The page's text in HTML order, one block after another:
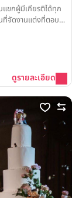
ขกผู้มีเกียรติได้ทุก
ที่จัดงานแต่งที่ตอบ
กจินตนาการให้เป็น
ดูรายละเอียด